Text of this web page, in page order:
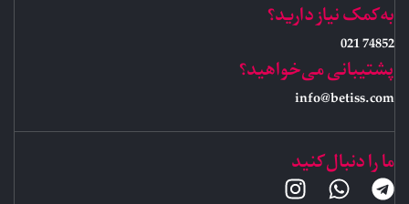
به کمک نیاز دارید؟
74852 021
پشتیبانی می‌خواهید؟
info@betiss.com
ما را دنبال کنید